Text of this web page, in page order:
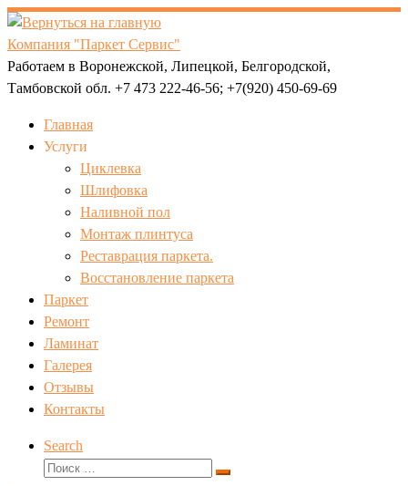
Перейти
к
содержимому
Компания "Паркет Сервис"
Работаем в Воронежской, Липецкой, Белгородской,
Тамбовской обл. +7 473 222-46-56; +7(920) 450-69-69
Главная
Услуги
Циклевка
Шлифовка
Наливной пол
Монтаж плинтуса
Реставрация паркета.
Восстановление паркета
Паркет
Ремонт
Ламинат
Галерея
Отзывы
Контакты
Search
Поиск
Поиск